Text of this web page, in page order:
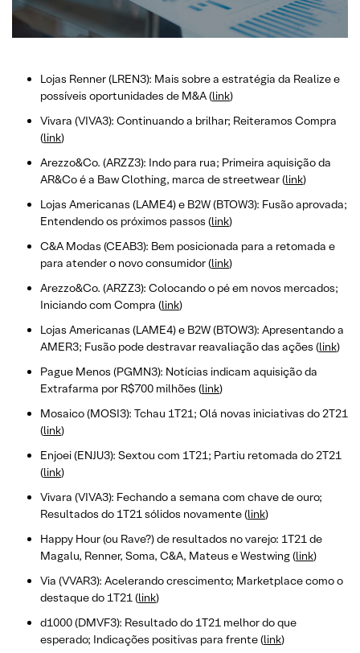
Lojas Renner (LREN3): Mais sobre a estratégia da Realize e
possíveis oportunidades de M&A (link)
Vivara (VIVA3): Continuando a brilhar; Reiteramos Compra
(link)
Arezzo&Co. (ARZZ3): Indo para rua; Primeira aquisição da
AR&Co é a Baw Clothing, marca de streetwear (link)
Lojas Americanas (LAME4) e B2W (BTOW3): Fusão aprovada;
Entendendo os próximos passos (link)
C&A Modas (CEAB3): Bem posicionada para a retomada e
para atender o novo consumidor (link)
Arezzo&Co. (ARZZ3): Colocando o pé em novos mercados;
Iniciando com Compra (link)
Lojas Americanas (LAME4) e B2W (BTOW3): Apresentando a
AMER3; Fusão pode destravar reavaliação das ações (link)
Pague Menos (PGMN3): Notícias indicam aquisição da
Extrafarma por R$700 milhões (link)
Mosaico (MOSI3): Tchau 1T21; Olá novas iniciativas do 2T21
(link)
Enjoei (ENJU3): Sextou com 1T21; Partiu retomada do 2T21
(link)
Vivara (VIVA3): Fechando a semana com chave de ouro;
Resultados do 1T21 sólidos novamente (link)
Happy Hour (ou Rave?) de resultados no varejo: 1T21 de
Magalu, Renner, Soma, C&A, Mateus e Westwing (link)
Via (VVAR3): Acelerando crescimento; Marketplace como o
destaque do 1T21 (link)
d1000 (DMVF3): Resultado do 1T21 melhor do que
esperado; Indicações positivas para frente (link)